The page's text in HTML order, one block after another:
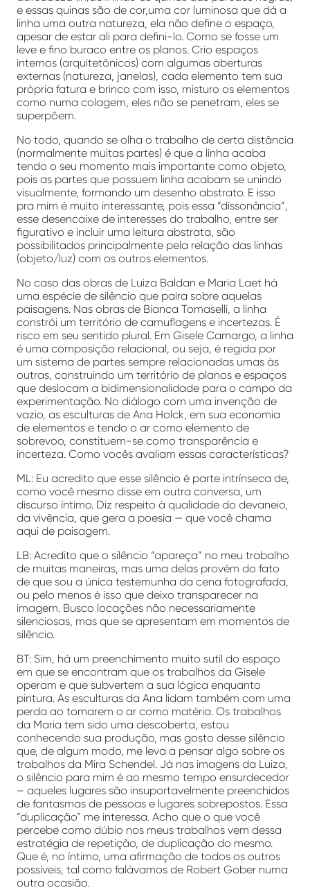
e essas quinas são de cor,uma cor luminosa que dá a
linha uma outra natureza, ela não define o espaço,
apesar de estar ali para defini-lo. Como se fosse um
leve e fino buraco entre os planos. Crio espaços
internos (arquitetônicos) com algumas aberturas
externas (natureza, janelas), cada elemento tem sua
própria fatura e brinco com isso, misturo os elementos
como numa colagem, eles não se penetram, eles se
superpõem.
No todo, quando se olha o trabalho de certa distância
(normalmente muitas partes) é que a linha acaba
tendo o seu momento mais importante como objeto,
pois as partes que possuem linha acabam se unindo
visualmente, formando um desenho abstrato. E isso
pra mim é muito interessante, pois essa “dissonância”,
esse desencaixe de interesses do trabalho, entre ser
figurativo e incluir uma leitura abstrata, são
possibilitados principalmente pela relação das linhas
(objeto/luz) com os outros elementos.
No caso das obras de Luiza Baldan e Maria Laet há
uma espécie de silêncio que paira sobre aquelas
paisagens. Nas obras de Bianca Tomaselli, a linha
constrói um território de camuflagens e incertezas. É
risco em seu sentido plural. Em Gisele Camargo, a linha
é uma composição relacional, ou seja, é regida por
um sistema de partes sempre relacionadas umas às
outras, construindo um território de planos e espaços
que deslocam a bidimensionalidade para o campo da
experimentação. No diálogo com uma invenção de
vazio, as esculturas de Ana Holck, em sua economia
de elementos e tendo o ar como elemento de
sobrevoo, constituem-se como transparência e
incerteza. Como vocês avaliam essas características?
ML: Eu acredito que esse silêncio é parte intrínseca de,
como você mesmo disse em outra conversa, um
discurso íntimo. Diz respeito à qualidade do devaneio,
da vivência, que gera a poesia — que você chama
aqui de paisagem.
LB: Acredito que o silêncio “apareça” no meu trabalho
de muitas maneiras, mas uma delas provém do fato
de que sou a única testemunha da cena fotografada,
ou pelo menos é isso que deixo transparecer na
imagem. Busco locações não necessariamente
silenciosas, mas que se apresentam em momentos de
silêncio.
BT: Sim, há um preenchimento muito sutil do espaço
em que se encontram que os trabalhos da Gisele
operam e que subvertem a sua lógica enquanto
pintura. As esculturas da Ana lidam também com uma
perda ao tomarem o ar como matéria. Os trabalhos
da Maria tem sido uma descoberta, estou
conhecendo sua produção, mas gosto desse silêncio
que, de algum modo, me leva a pensar algo sobre os
trabalhos da Mira Schendel. Já nas imagens da Luiza,
o silêncio para mim é ao mesmo tempo ensurdecedor
– aqueles lugares são insuportavelmente preenchidos
de fantasmas de pessoas e lugares sobrepostos. Essa
“duplicação” me interessa. Acho que o que você
percebe como dúbio nos meus trabalhos vem dessa
estratégia de repetição, de duplicação do mesmo.
Que é, no íntimo, uma afirmação de todos os outros
possíveis, tal como falávamos de Robert Gober numa
outra ocasião.